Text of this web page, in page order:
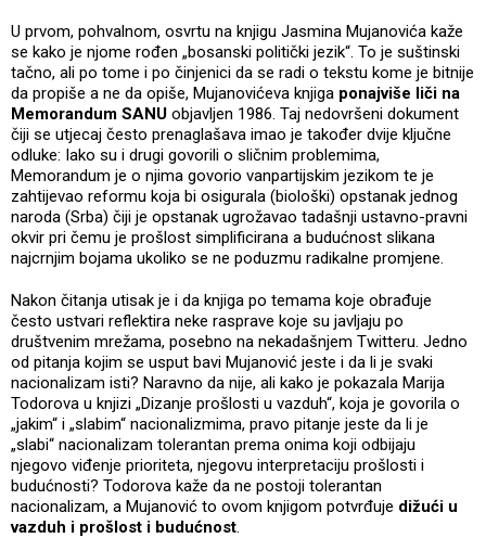
U prvom, pohvalnom, osvrtu na knjigu Jasmina Mujanovića kaže
se kako je njome rođen „bosanski politički jezik“. To je suštinski
tačno, ali po tome i po činjenici da se radi o tekstu kome je bitnije
da propiše a ne da opiše, Mujanovićeva knjiga ponajviše liči na
Memorandum SANU objavljen 1986. Taj nedovršeni dokument
čiji se utjecaj često prenaglašava imao je također dvije ključne
odluke: Iako su i drugi govorili o sličnim problemima,
Memorandum je o njima govorio vanpartijskim jezikom te je
zahtijevao reformu koja bi osigurala (biološki) opstanak jednog
naroda (Srba) čiji je opstanak ugrožavao tadašnji ustavno-pravni
okvir pri čemu je prošlost simplificirana a budućnost slikana
najcrnjim bojama ukoliko se ne poduzmu radikalne promjene.
Nakon čitanja utisak je i da knjiga po temama koje obrađuje
često ustvari reflektira neke rasprave koje su javljaju po
društvenim mrežama, posebno na nekadašnjem Twitteru. Jedno
od pitanja kojim se usput bavi Mujanović jeste i da li je svaki
nacionalizam isti? Naravno da nije, ali kako je pokazala Marija
Todorova u knjizi „Dizanje prošlosti u vazduh“, koja je govorila o
„jakim“ i „slabim“ nacionalizmima, pravo pitanje jeste da li je
„slabi“ nacionalizam tolerantan prema onima koji odbijaju
njegovo viđenje prioriteta, njegovu interpretaciju prošlosti i
budućnosti? Todorova kaže da ne postoji tolerantan
nacionalizam, a Mujanović to ovom knjigom potvrđuje dižući u
vazduh i prošlost i budućnost.